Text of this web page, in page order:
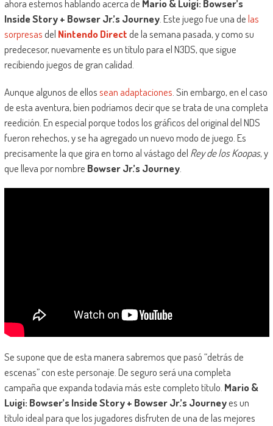
ahora estemos hablando acerca de Mario & Luigi: Bowser’s
Inside Story + Bowser Jr.’s Journey. Este juego fue una delas
sorpresasdel Nintendo Directde la semana pasada, y como su
predecesor, nuevamente es un título para el N3DS, que sigue
recibiendo juegos de gran calidad.
Aunque algunos de ellossean adaptaciones . Sin embargo, en el caso
de esta aventura, bien podríamos decir que se trata de una completa
reedición. En especial porque todos los gráficos del original del NDS
fueron rehechos, y se ha agregado un nuevo modo de juego. Es
precisamente la que gira en torno al vástago del Rey de los Koopas, y
que lleva por nombre Bowser Jr.’s Journey.
Se supone que de esta manera sabremos que pasó “detrás de
escenas” con este personaje. De seguro será una completa
campaña que expanda todavía más este completo título. Mario &
Luigi: Bowser’s Inside Story + Bowser Jr.’s Journeyes un
título ideal para que los jugadores disfruten de una de las mejores